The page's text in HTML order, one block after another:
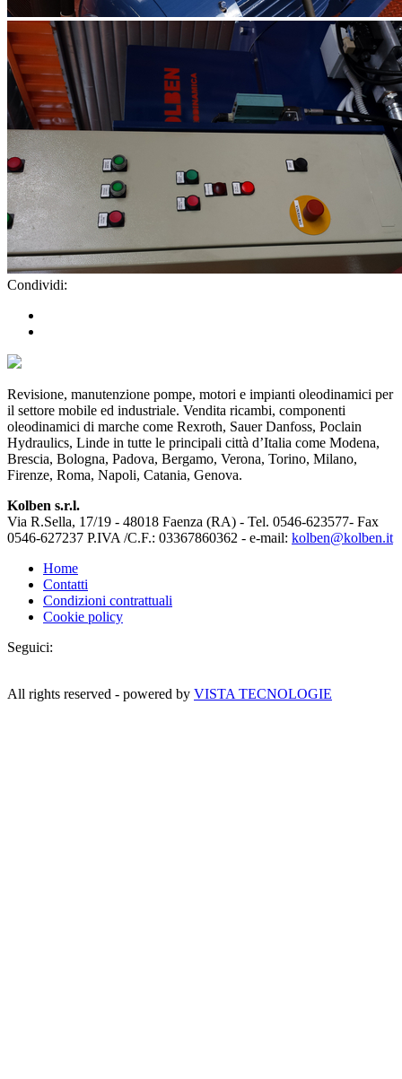
Condividi:
Revisione, manutenzione pompe, motori e impianti oleodinamici per
il settore mobile ed industriale. Vendita ricambi, componenti
oleodinamici di marche come Rexroth, Sauer Danfoss, Poclain
Hydraulics, Linde in tutte le principali città d’Italia come Modena,
Brescia, Bologna, Padova, Bergamo, Verona, Torino, Milano,
Firenze, Roma, Napoli, Catania, Genova.
Kolben s.r.l.
Via R.Sella, 17/19 - 48018 Faenza (RA) - Tel. 0546-623577- Fax
0546-627237 P.IVA /C.F.: 03367860362 - e-mail: kolben@kolben.it
Home
Contatti
Condizioni contrattuali
Cookie policy
Seguici:
All rights reserved - powered by VISTA TECNOLOGIE